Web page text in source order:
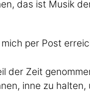
das ist Musik
per Post
der Zeit
inne zu